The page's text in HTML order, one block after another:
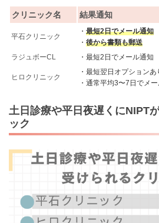
クリニック名 結果通知
平石クリニック
・ 最短2日でメール通知
・ 後から書類も郵送
ラジュボーCL
・最短2日でメール通知
ヒロクリニック
・最短翌日オプション
・通常平均3〜7日でメ
土日診療や平日夜遅くにNIPT
ック